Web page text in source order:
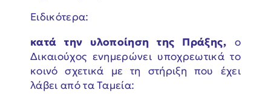
Ειδικότερα:
κατά την υλοποίηση της Πράξης, ο
Δικαιούχος ενημερώνει υποχρεωτικά το
κοινό σχετικά με τη στήριξη που έχει
λάβει από τα Ταμεία: